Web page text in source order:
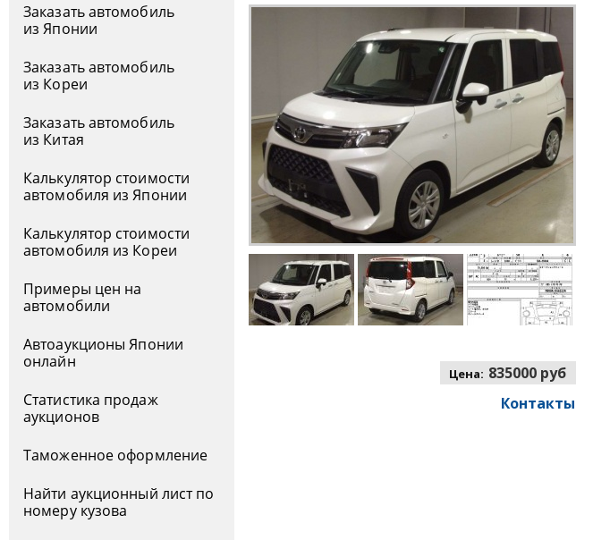
Заказать автомобиль
из Японии
Заказать автомобиль
из Кореи
Заказать автомобиль
из Китая
Калькулятор стоимости
автомобиля из Японии
Калькулятор стоимости
автомобиля из Кореи
Примеры цен на
автомобили
Автоаукционы Японии
онлайн
Статистика продаж
аукционов
Таможенное оформление
Найти аукционный лист по
номеру кузова
Цена: 835000 руб
Контакты